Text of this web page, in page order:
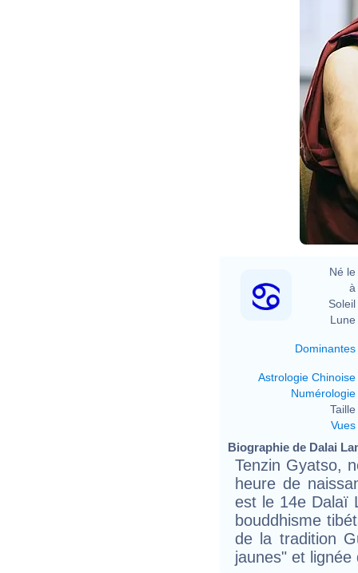
Né le
à
Soleil
Lune
Dominantes
Astrologie Chinoise
Numérologie
Taille
Vues
Biographie de Dalai
Tenzin Gyatso,
heure de
est le 14e Dalaï
bouddhisme
de la tradition
jaunes" et